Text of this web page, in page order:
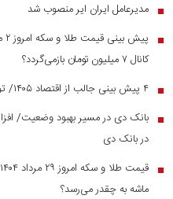
■ مدیرعامل ایران ایر منصوب شد
■
کانال ۷ میلیون تومان بازمی‌گردد؟
■ ۴ پیش بینی جالب از اقتصاد ۱۴۰۵/ تورم و نرخ ارز به چه رقمی می‌رسد؟
■
در بانک دی
■
ماشه به چقدر می‌رسد؟